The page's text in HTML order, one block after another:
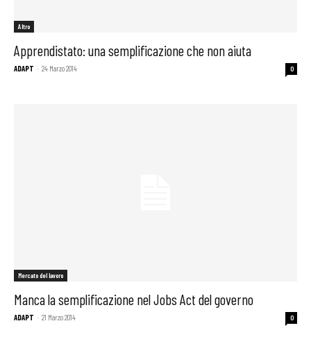
Altro
Apprendistato: una semplificazione che non aiuta
ADAPT - 24 Marzo 2014 0
Mercato del lavoro
Manca la semplificazione nel Jobs Act del governo
ADAPT - 21 Marzo 2014 0